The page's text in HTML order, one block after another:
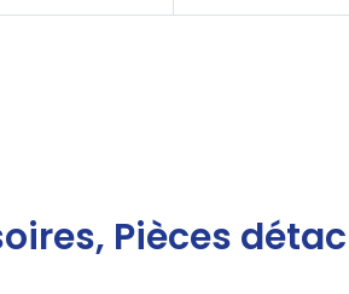
Pièces